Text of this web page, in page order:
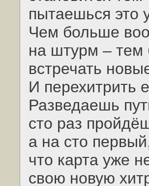
пытаешься это
Чем больше
на штурм – тем
встречать
И перехитрить
Разведаешь
сто раз
а на сто
что карта уже
свою новую